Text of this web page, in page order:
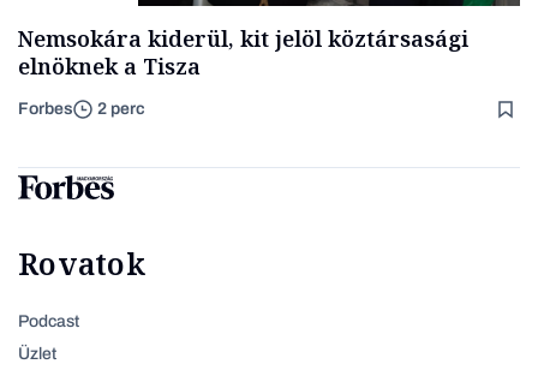
Nemsokára kiderül, kit jelöl köztársasági
elnöknek a Tisza
Forbes 2 perc
Rovatok
Podcast
Üzlet